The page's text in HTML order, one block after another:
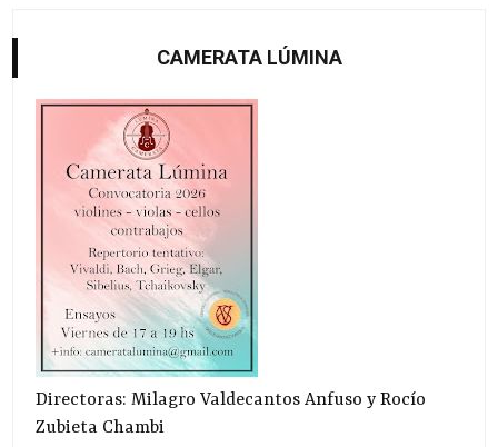
CAMERATA LÚMINA
Directoras: Milagro Valdecantos Anfuso y Rocío
Zubieta Chambi